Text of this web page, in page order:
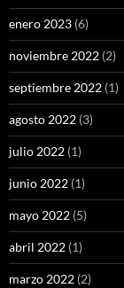
enero 2023 (6)
noviembre 2022 (2)
septiembre 2022 (1)
agosto 2022 (3)
julio 2022 (1)
junio 2022 (1)
mayo 2022 (5)
abril 2022 (1)
marzo 2022 (2)